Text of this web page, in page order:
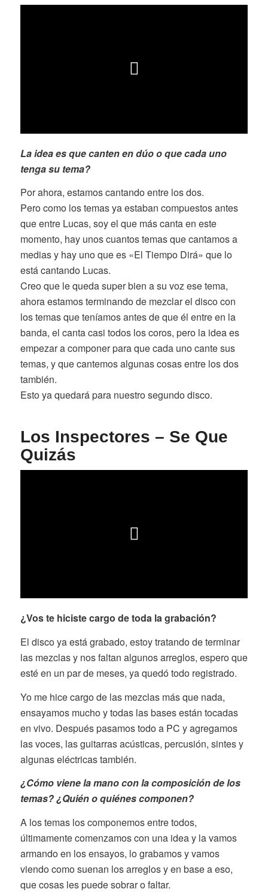
La idea es que canten en dúo o que cada uno
tenga su tema?
Por ahora, estamos cantando entre los dos.
Pero como los temas ya estaban compuestos antes
que entre Lucas, soy el que más canta en este
momento, hay unos cuantos temas que cantamos a
medias y hay uno que es «El Tiempo Dirá» que lo
está cantando Lucas.
Creo que le queda super bien a su voz ese tema,
ahora estamos terminando de mezclar el disco con
los temas que teníamos antes de que él entre en la
banda, el canta casi todos los coros, pero la idea es
empezar a componer para que cada uno cante sus
temas, y que cantemos algunas cosas entre los dos
también.
Esto ya quedará para nuestro segundo disco.
Los Inspectores – Se Que
Quizás
¿Vos te hiciste cargo de toda la grabación?
El disco ya está grabado, estoy tratando de terminar
las mezclas y nos faltan algunos arreglos, espero que
esté en un par de meses, ya quedó todo registrado.
Yo me hice cargo de las mezclas más que nada,
ensayamos mucho y todas las bases están tocadas
en vivo. Después pasamos todo a PC y agregamos
las voces, las guitarras acústicas, percusión, sintes y
algunas eléctricas también.
¿Cómo viene la mano con la composición de los
temas? ¿Quién o quiénes componen?
A los temas los componemos entre todos,
últimamente comenzamos con una idea y la vamos
armando en los ensayos, lo grabamos y vamos
viendo como suenan los arreglos y en base a eso,
que cosas les puede sobrar o faltar.